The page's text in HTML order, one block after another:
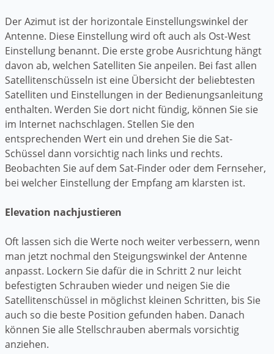
Der Azimut ist der horizontale Einstellungswinkel der
Antenne. Diese Einstellung wird oft auch als Ost-West
Einstellung benannt. Die erste grobe Ausrichtung hängt
davon ab, welchen Satelliten Sie anpeilen. Bei fast allen
Satellitenschüsseln ist eine Übersicht der beliebtesten
Satelliten und Einstellungen in der Bedienungsanleitung
enthalten. Werden Sie dort nicht fündig, können Sie sie
im Internet nachschlagen. Stellen Sie den
entsprechenden Wert ein und drehen Sie die Sat-
Schüssel dann vorsichtig nach links und rechts.
Beobachten Sie auf dem Sat-Finder oder dem Fernseher,
bei welcher Einstellung der Empfang am klarsten ist.
Elevation nachjustieren
Oft lassen sich die Werte noch weiter verbessern, wenn
man jetzt nochmal den Steigungswinkel der Antenne
anpasst. Lockern Sie dafür die in Schritt 2 nur leicht
befestigten Schrauben wieder und neigen Sie die
Satellitenschüssel in möglichst kleinen Schritten, bis Sie
auch so die beste Position gefunden haben. Danach
können Sie alle Stellschrauben abermals vorsichtig
anziehen.